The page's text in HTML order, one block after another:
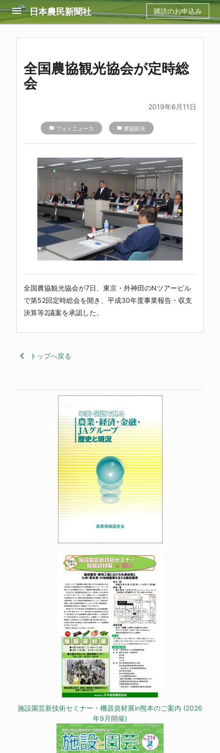
menu 日本農民新聞社 購読のお申込み
全国農協観光協会が定時総
会
2019年6月11日
folder フォトニュース folder 農協観光
全国農協観光協会が7日、東京・外神田のNツアービル
で第52回定時総会を開き、平成30年度事業報告・収支
決算等2議案を承認した。
keyboard_arrow_left トップへ戻る
施設園芸新技術セミナー・機器資材展in熊本のご案内 (2026
年9月開催)